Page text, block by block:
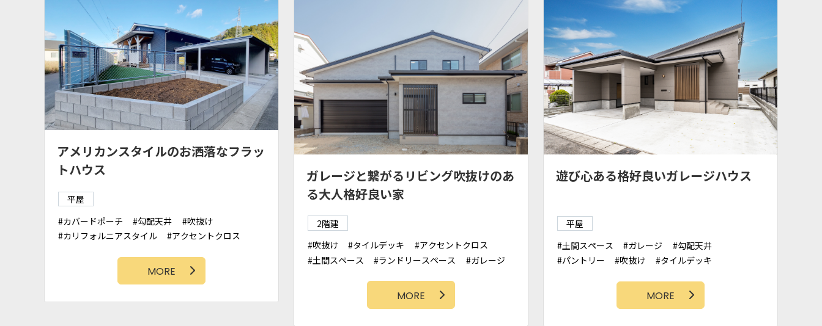
アメリカンスタイルのお洒落なフラッ
トハウス
平屋
カバードポーチ
勾配天井
吹抜け
カリフォルニアスタイル
アクセントクロス
MORE
ガレージと繋がるリビング吹抜けのあ
る大人格好良い家
2階建
吹抜け
タイルデッキ
アクセントクロス
土間スペース
ランドリースペース
ガレージ
MORE
遊び心ある格好良いガレージハウス
平屋
土間スペース
ガレージ
勾配天井
パントリー
吹抜け
タイルデッキ
MORE